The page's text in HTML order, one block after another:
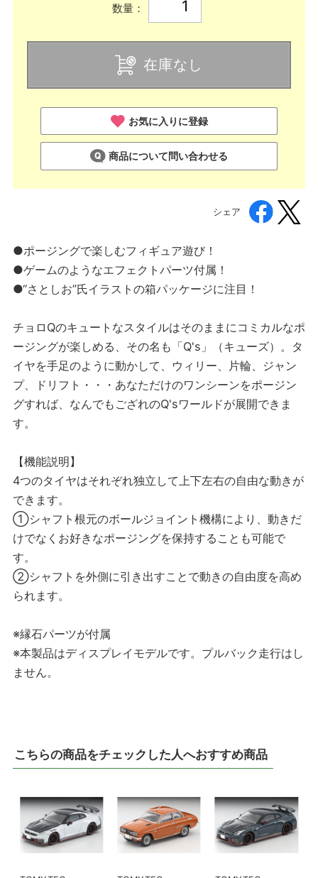
数量：
在庫なし
お気に入りに登録
商品について問い合わせる
シェア
●ポージングで楽しむフィギュア遊び！
●ゲームのようなエフェクトパーツ付属！
●“さとしお”氏イラストの箱パッケージに注目！
チョロQのキュートなスタイルはそのままにコミカルなポ
ージングが楽しめる、その名も「Q's」（キューズ）。タ
イヤを手足のように動かして、ウィリー、片輪、ジャン
プ、ドリフト・・・あなただけのワンシーンをポージン
グすれば、なんでもござれのQ'sワールドが展開できま
す。
【機能説明】
4つのタイヤはそれぞれ独立して上下左右の自由な動きが
できます。
①シャフト根元のボールジョイント機構により、動きだ
けでなくお好きなポージングを保持することも可能で
す。
②シャフトを外側に引き出すことで動きの自由度を高め
られます。
※縁石パーツが付属
※本製品はディスプレイモデルです。プルバック走行はし
ません。
こちらの商品をチェックした人へおすすめ商品